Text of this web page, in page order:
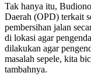
Tak hanya itu,
Daerah (OPD) terkait
pembersihan jalan
di lokasi agar
dilakukan agar
masalah sepele, kita
tambahnya.